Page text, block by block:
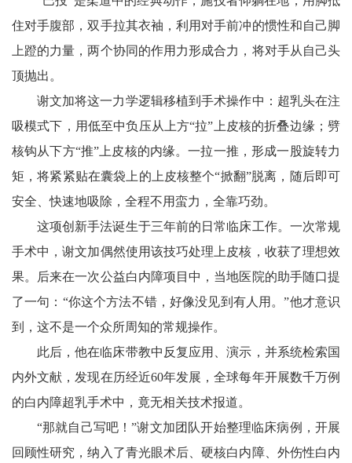
住对手腹部，双手拉其衣袖，利用对手前冲的惯性和自己脚
上蹬的力量，两个协同的作用力形成合力，将对手从自己头
顶抛出。
谢文加将这一力学逻辑移植到手术操作中：超乳头在注
吸模式下，用低至中负压从上方“拉”上皮核的折叠边缘；劈
核钩从下方“推”上皮核的内缘。一拉一推，形成一股旋转力
矩，将紧紧贴在囊袋上的上皮核整个“掀翻”脱离，随后即可
安全、快速地吸除，全程不用蛮力，全靠巧劲。
这项创新手法诞生于三年前的日常临床工作。一次常规
手术中，谢文加偶然使用该技巧处理上皮核，收获了理想效
果。后来在一次公益白内障项目中，当地医院的助手随口提
了一句：“你这个方法不错，好像没见到有人用。”他才意识
到，这不是一个众所周知的常规操作。
此后，他在临床带教中反复应用、演示，并系统检索国
内外文献，发现在历经近60年发展，全球每年开展数千万例
的白内障超乳手术中，竟无相关技术报道。
“那就自己写吧！”谢文加团队开始整理临床病例，开展
回顾性研究，纳入了青光眼术后、硬核白内障、外伤性白内